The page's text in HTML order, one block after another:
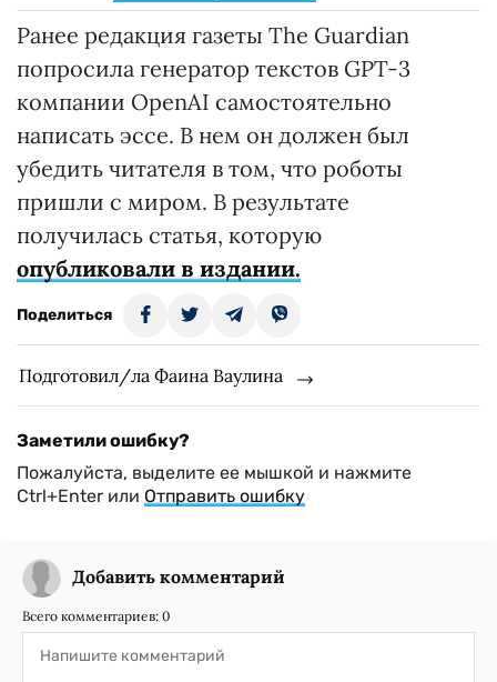
Ранее редакция газеты The Guardian
попросила генератор текстов GPT-3
компании OpenAI самостоятельно
написать эссе. В нем он должен был
убедить читателя в том, что роботы
пришли с миром. В результате
получилась статья, которую
опубликовали в издании.
Поделиться
Подготовил/ла Фаина Ваулина
Заметили ошибку?
Пожалуйста, выделите ее мышкой и нажмите
Ctrl+Enter или Отправить ошибку
Добавить комментарий
Всего комментариев: 0